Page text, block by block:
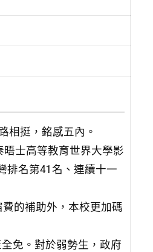
相挺，銘感五內。
士高等教育世界大學影
排名第41名、連續十一
的補助外，本校更加碼
免。對於弱勢生，政府